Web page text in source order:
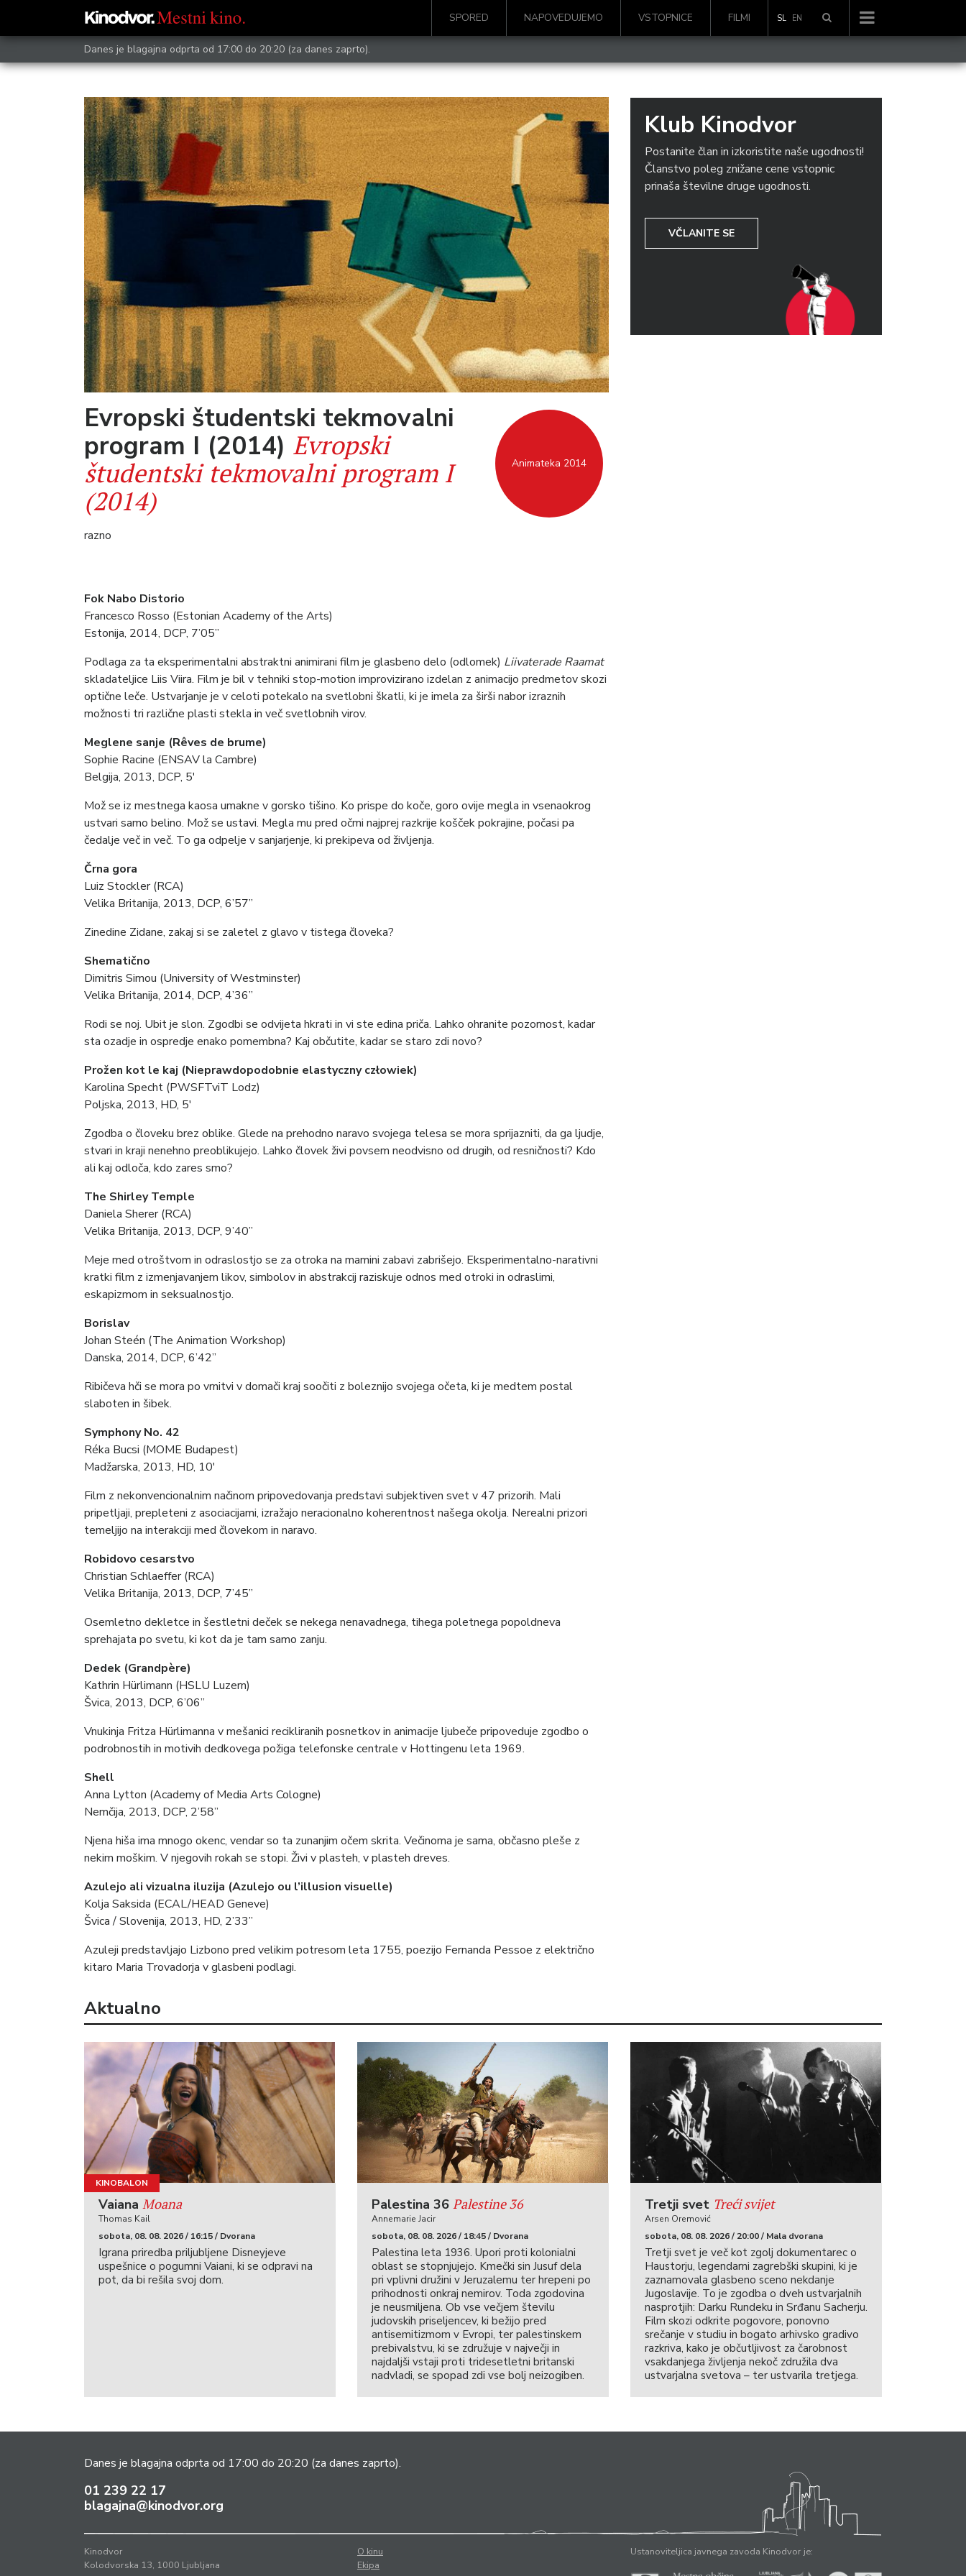
SPORED NAPOVEDUJEMO VSTOPNICE FILMI SL EN
Danes je blagajna odprta od 17:00 do 20:20 (za danes zaprto).
Animateka 2014
Evropski študentski tekmovalni
program I (2014) Evropski
študentski tekmovalni program I
(2014)
razno
Fok Nabo Distorio
Francesco Rosso (Estonian Academy of the Arts)
Estonija, 2014, DCP, 7’05”
Podlaga za ta eksperimentalni abstraktni animirani film je glasbeno delo (odlomek) Liivaterade Raamat
skladateljice Liis Viira. Film je bil v tehniki stop-motion improvizirano izdelan z animacijo predmetov skozi
optične leče. Ustvarjanje je v celoti potekalo na svetlobni škatli, ki je imela za širši nabor izraznih
možnosti tri različne plasti stekla in več svetlobnih virov.
Meglene sanje (Rêves de brume)
Sophie Racine (ENSAV la Cambre)
Belgija, 2013, DCP, 5′
Mož se iz mestnega kaosa umakne v gorsko tišino. Ko prispe do koče, goro ovije megla in vsenaokrog
ustvari samo belino. Mož se ustavi. Megla mu pred očmi najprej razkrije košček pokrajine, počasi pa
čedalje več in več. To ga odpelje v sanjarjenje, ki prekipeva od življenja.
Črna gora
Luiz Stockler (RCA)
Velika Britanija, 2013, DCP, 6’57”
Zinedine Zidane, zakaj si se zaletel z glavo v tistega človeka?
Shematično
Dimitris Simou (University of Westminster)
Velika Britanija, 2014, DCP, 4’36”
Rodi se noj. Ubit je slon. Zgodbi se odvijeta hkrati in vi ste edina priča. Lahko ohranite pozornost, kadar
sta ozadje in ospredje enako pomembna? Kaj občutite, kadar se staro zdi novo?
Prožen kot le kaj (Nieprawdopodobnie elastyczny człowiek)
Karolina Specht (PWSFTviT Lodz)
Poljska, 2013, HD, 5′
Zgodba o človeku brez oblike. Glede na prehodno naravo svojega telesa se mora sprijazniti, da ga ljudje,
stvari in kraji nenehno preoblikujejo. Lahko človek živi povsem neodvisno od drugih, od resničnosti? Kdo
ali kaj odloča, kdo zares smo?
The Shirley Temple
Daniela Sherer (RCA)
Velika Britanija, 2013, DCP, 9’40”
Meje med otroštvom in odraslostjo se za otroka na mamini zabavi zabrišejo. Eksperimentalno-narativni
kratki film z izmenjavanjem likov, simbolov in abstrakcij raziskuje odnos med otroki in odraslimi,
eskapizmom in seksualnostjo.
Borislav
Johan Steén (The Animation Workshop)
Danska, 2014, DCP, 6’42”
Ribičeva hči se mora po vrnitvi v domači kraj soočiti z boleznijo svojega očeta, ki je medtem postal
slaboten in šibek.
Symphony No. 42
Réka Bucsi (MOME Budapest)
Madžarska, 2013, HD, 10′
Film z nekonvencionalnim načinom pripovedovanja predstavi subjektiven svet v 47 prizorih. Mali
pripetljaji, prepleteni z asociacijami, izražajo neracionalno koherentnost našega okolja. Nerealni prizori
temeljijo na interakciji med človekom in naravo.
Robidovo cesarstvo
Christian Schlaeffer (RCA)
Velika Britanija, 2013, DCP, 7’45”
Osemletno dekletce in šestletni deček se nekega nenavadnega, tihega poletnega popoldneva
sprehajata po svetu, ki kot da je tam samo zanju.
Dedek (Grandpère)
Kathrin Hürlimann (HSLU Luzern)
Švica, 2013, DCP, 6’06”
Vnukinja Fritza Hürlimanna v mešanici recikliranih posnetkov in animacije ljubeče pripoveduje zgodbo o
podrobnostih in motivih dedkovega požiga telefonske centrale v Hottingenu leta 1969.
Shell
Anna Lytton (Academy of Media Arts Cologne)
Nemčija, 2013, DCP, 2’58”
Njena hiša ima mnogo okenc, vendar so ta zunanjim očem skrita. Večinoma je sama, občasno pleše z
nekim moškim. V njegovih rokah se stopi. Živi v plasteh, v plasteh dreves.
Azulejo ali vizualna iluzija (Azulejo ou l’illusion visuelle)
Kolja Saksida (ECAL/HEAD Geneve)
Švica / Slovenija, 2013, HD, 2’33”
Azuleji predstavljajo Lizbono pred velikim potresom leta 1755, poezijo Fernanda Pessoe z električno
kitaro Maria Trovadorja v glasbeni podlagi.
Klub Kinodvor
Postanite član in izkoristite naše ugodnosti!
Članstvo poleg znižane cene vstopnic
prinaša številne druge ugodnosti.
VČLANITE SE
Aktualno
KINOBALON
Vaiana Moana
Thomas Kail
sobota, 08. 08. 2026 / 16:15 / Dvorana
Igrana priredba priljubljene Disneyjeve
uspešnice o pogumni Vaiani, ki se odpravi na
pot, da bi rešila svoj dom.
Palestina 36 Palestine 36
Annemarie Jacir
sobota, 08. 08. 2026 / 18:45 / Dvorana
Palestina leta 1936. Upori proti kolonialni
oblast se stopnjujejo. Kmečki sin Jusuf dela
pri vplivni družini v Jeruzalemu ter hrepeni po
prihodnosti onkraj nemirov. Toda zgodovina
je neusmiljena. Ob vse večjem številu
judovskih priseljencev, ki bežijo pred
antisemitizmom v Evropi, ter palestinskem
prebivalstvu, ki se združuje v največji in
najdaljši vstaji proti tridesetletni britanski
nadvladi, se spopad zdi vse bolj neizogiben.
Tretji svet Treći svijet
Arsen Oremović
sobota, 08. 08. 2026 / 20:00 / Mala dvorana
Tretji svet je več kot zgolj dokumentarec o
Haustorju, legendarni zagrebški skupini, ki je
zaznamovala glasbeno sceno nekdanje
Jugoslavije. To je zgodba o dveh ustvarjalnih
nasprotjih: Darku Rundeku in Srđanu Sacherju.
Film skozi odkrite pogovore, ponovno
srečanje v studiu in bogato arhivsko gradivo
razkriva, kako je občutljivost za čarobnost
vsakdanjega življenja nekoč združila dva
ustvarjalna svetova – ter ustvarila tretjega.
Danes je blagajna odprta od 17:00 do 20:20 (za danes zaprto).
01 239 22 17
blagajna@kinodvor.org
Kinodvor
Kolodvorska 13, 1000 Ljubljana
O kinu
Ekipa
Ustanoviteljica javnega zavoda Kinodvor je: